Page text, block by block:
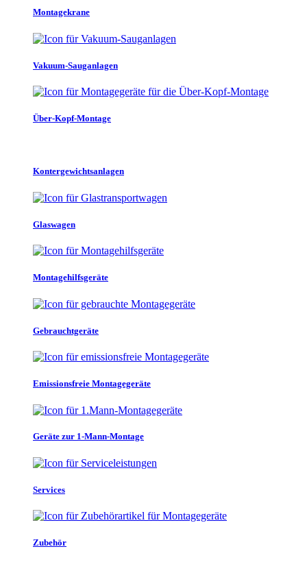
Montagekrane
Vakuum-Sauganlagen
Über-Kopf-Montage
Kontergewichtsanlagen
Glaswagen
Montagehilfsgeräte
Gebrauchtgeräte
Emissionsfreie Montagegeräte
Geräte zur 1-Mann-Montage
Services
Zubehör